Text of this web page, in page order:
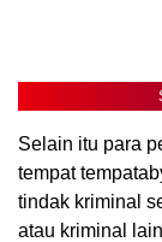
Selain itu para
tempat
tindak kriminal
atau kriminal